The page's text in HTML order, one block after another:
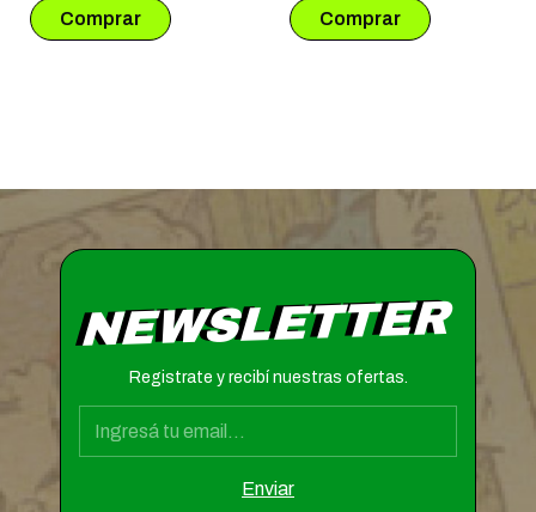
NEWSLETTER
Registrate y recibí nuestras ofertas.